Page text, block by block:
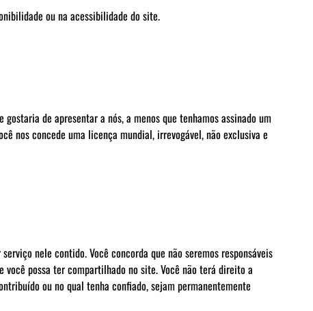
ou na acessibilidade do site.
de apresentar a nós, a menos que tenhamos assinado um
nos concede uma licença mundial, irrevogável, não exclusiva e
nele contido. Você concorda que não seremos responsáveis
você possa ter compartilhado no site. Você não terá direito a
ou no qual tenha confiado, sejam permanentemente